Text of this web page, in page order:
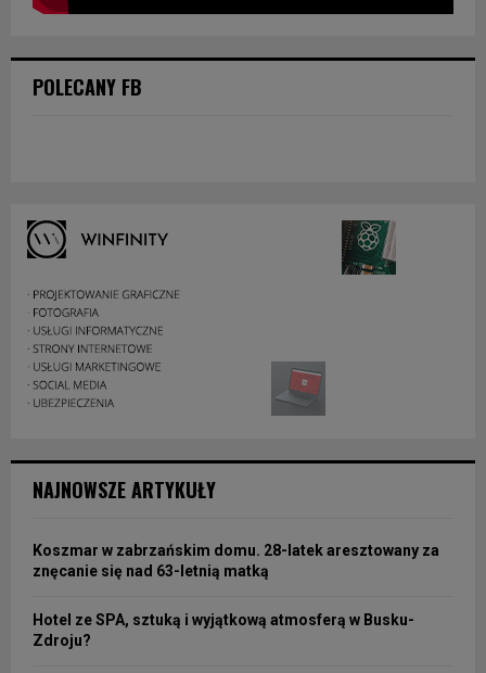
POLECANY FB
NAJNOWSZE ARTYKUŁY
Koszmar w zabrzańskim domu. 28-latek aresztowany za
znęcanie się nad 63-letnią matką
Hotel ze SPA, sztuką i wyjątkową atmosferą w Busku-
Zdroju?